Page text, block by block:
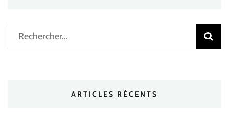
Rechercher :
ARTICLES RÉCENTS